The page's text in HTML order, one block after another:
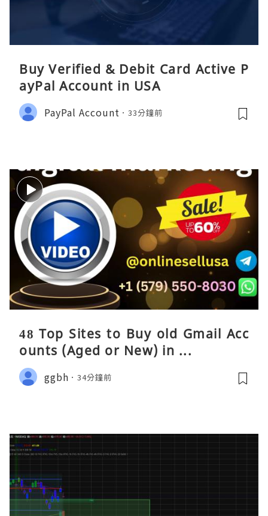
Buy Verified & Debit Card Active P
ayPal Account in USA
PayPal Account 33分鐘前
48 Top Sites to Buy old Gmail Acc
ounts (Aged or New) in ...
ggbh 34分鐘前